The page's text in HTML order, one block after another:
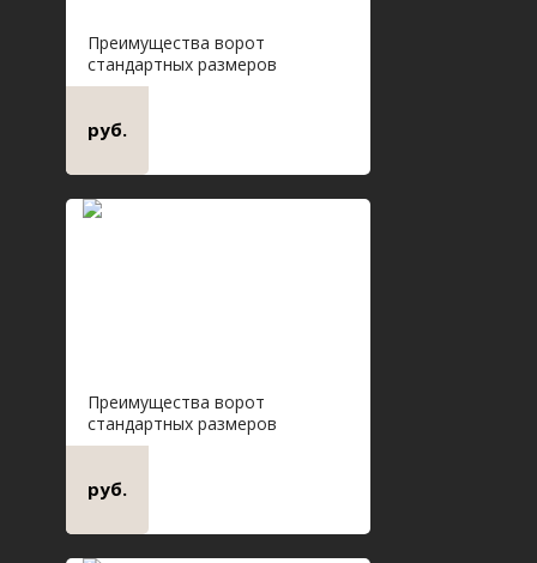
Преимущества ворот
стандартных размеров
руб.
Преимущества ворот
стандартных размеров
руб.